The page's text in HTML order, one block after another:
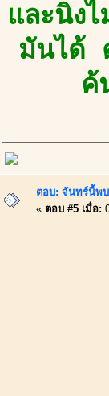
และนิ่ง
มันได้
ค้
ตอบ: จันทร์นี้พบ
« ตอบ #5 เมื่อ: